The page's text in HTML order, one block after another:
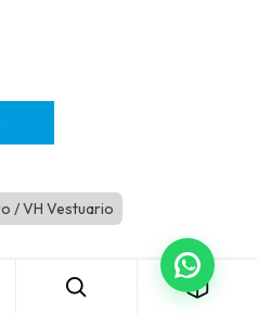
/ VH Vestuario